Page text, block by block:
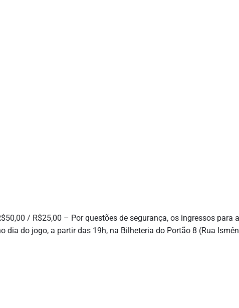
/ R$25,00 – Por questões de segurança, os ingressos para a
dia do jogo, a partir das 19h, na Bilheteria do Portão 8 (Rua